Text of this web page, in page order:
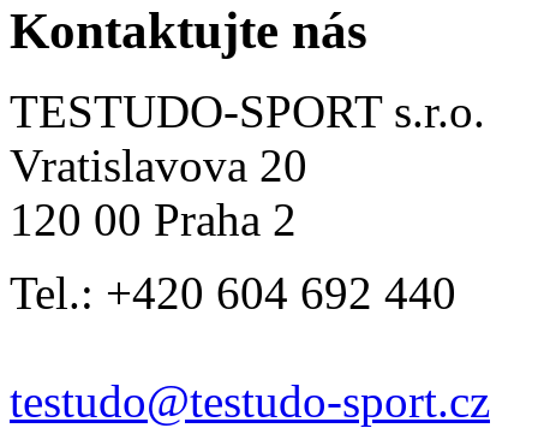
Kontaktujte nás
TESTUDO-SPORT s.r.o.
Vratislavova 20
120 00 Praha 2
Tel.: +420 604 692 440
testudo@testudo-sport.cz